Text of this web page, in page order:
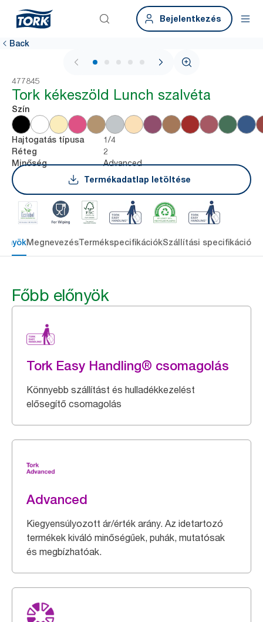
Bejelentkezés
Back
1 / 5
477845
Tork kékeszöld Lunch szalvéta
Szín
Hajtogatás típusa 1/4
Réteg 2
Minőség
Advanced
Termékadatlap letöltése
MegnevezésTermékspecifikációkSzállítási specifikációk
Főbb előnyök
Tork Easy Handling® csomagolás
Könnyebb szállítást és hulladékkezelést
elősegítő csomagolás
Advanced
Kiegyensúlyozott ár/érték arány. Az idetartozó
termékek kiváló minőségűek, puhák, mutatósak
és megbízhatóak.